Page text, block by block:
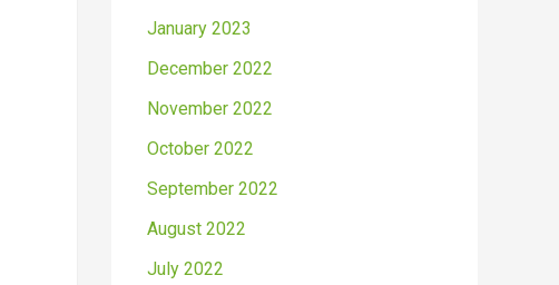
January 2023
December 2022
November 2022
October 2022
September 2022
August 2022
July 2022